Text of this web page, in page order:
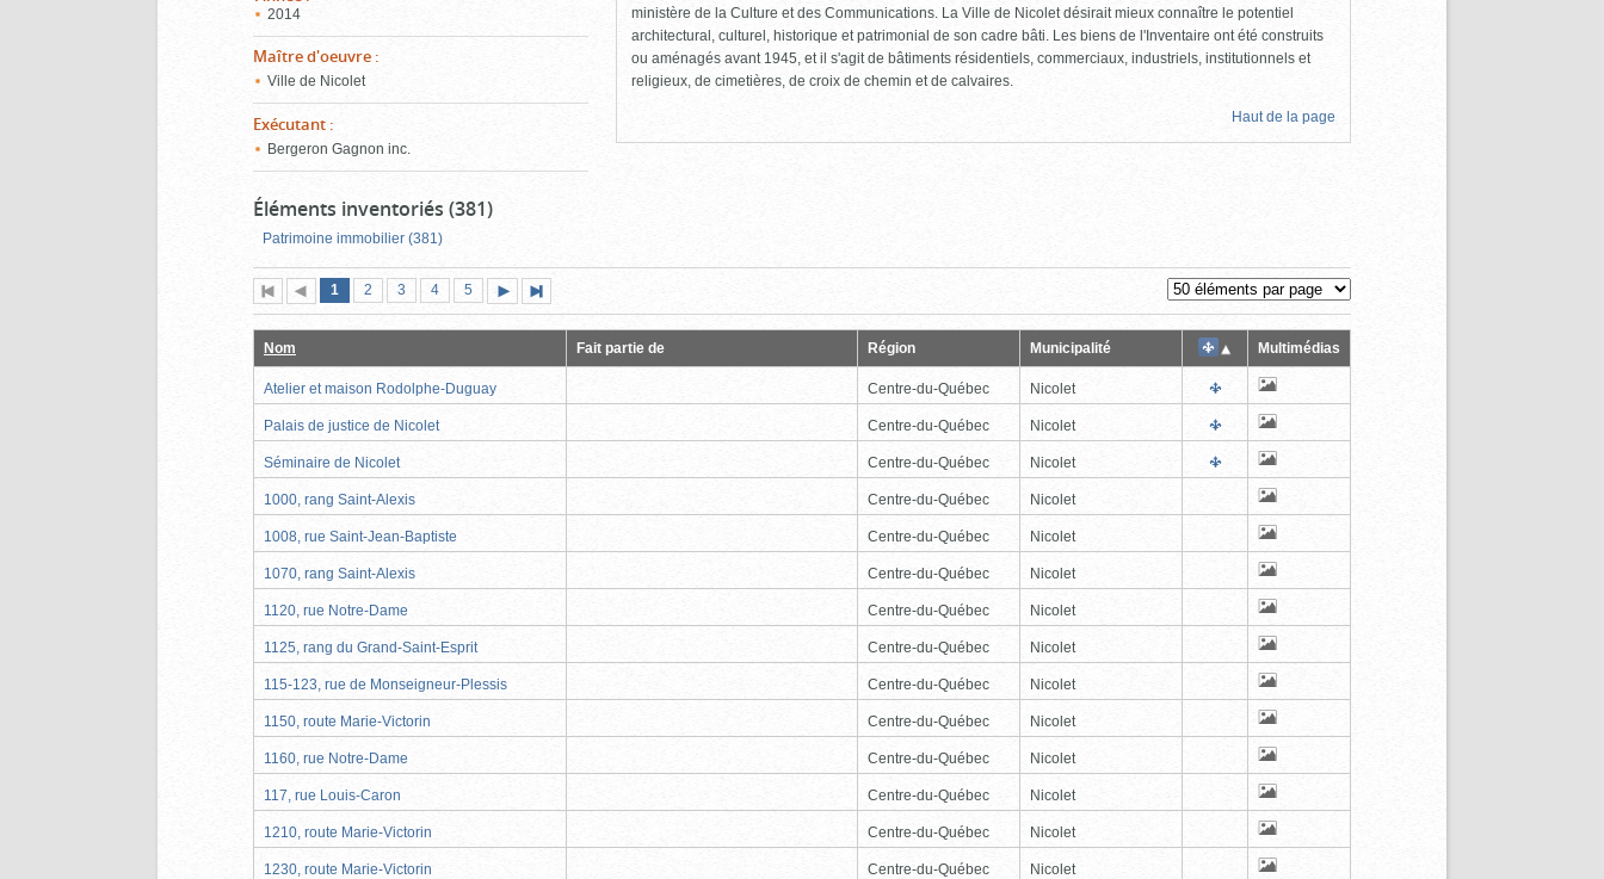
2014
Maître d'oeuvre :
Ville de Nicolet
Exécutant :
Bergeron Gagnon inc.
ministère de la Culture et des Communications. La Ville de Nicolet désirait mieux connaître le potentiel
architectural, culturel, historique et patrimonial de son cadre bâti. Les biens de l'Inventaire ont été construits
ou aménagés avant 1945, et il s'agit de bâtiments résidentiels, commerciaux, industriels, institutionnels et
religieux, de cimetières, de croix de chemin et de calvaires.
Haut de la page
Éléments inventoriés (381)
Patrimoine immobilier (381)
Première
page
Page
précédente
Page
1 (page
actuelle)
Page
2 Page
3 Page
4 Page
5
suivante
page
Nom Fait partie de Région Municipalité Multimédias
Atelier et maison Rodolphe-Duguay Centre-du-Québec Nicolet
Palais de justice de Nicolet Centre-du-Québec Nicolet
Séminaire de Nicolet Centre-du-Québec Nicolet
1000, rang Saint-Alexis Centre-du-Québec Nicolet
1008, rue Saint-Jean-Baptiste Centre-du-Québec Nicolet
1070, rang Saint-Alexis Centre-du-Québec Nicolet
1120, rue Notre-Dame Centre-du-Québec Nicolet
1125, rang du Grand-Saint-Esprit Centre-du-Québec Nicolet
115-123, rue de Monseigneur-Plessis Centre-du-Québec Nicolet
1150, route Marie-Victorin Centre-du-Québec Nicolet
1160, rue Notre-Dame Centre-du-Québec Nicolet
117, rue Louis-Caron Centre-du-Québec Nicolet
1210, route Marie-Victorin Centre-du-Québec Nicolet
1230, route Marie-Victorin Centre-du-Québec Nicolet